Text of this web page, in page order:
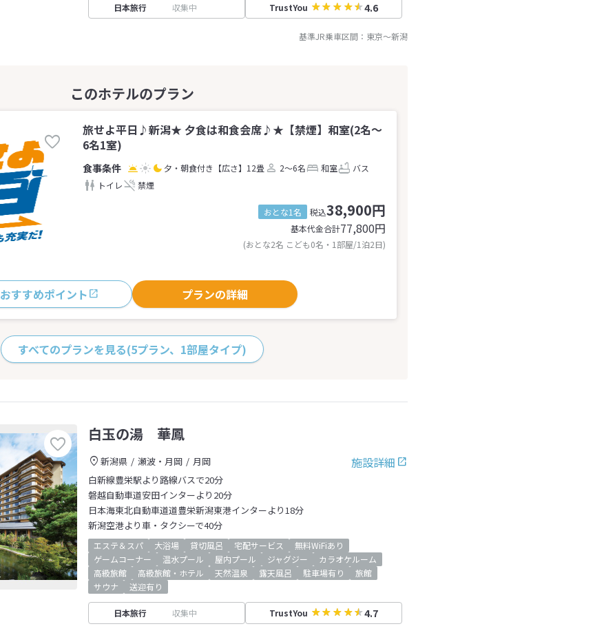
日本旅行 収集中 TrustYou 4.6
基準JR乗車区間： 東京～新潟
旅せよ平日♪新潟★ 夕食は和食会席♪★【禁煙】和室(2名～
6名1室)
夕・朝食付き 【広さ】12畳 2～6名 和室
バス
トイレ
禁煙
おとな1名 税込38,900円
基本代金合計77,800円
(おとな2名 こども0名・1部屋/1泊2日)
おすすめポイント プランの詳細
すべてのプランを見る(5プラン、1部屋タイプ)
白玉の湯 華鳳
施設詳細
新潟県 瀬波・月岡
月岡
白新線豊栄駅より路線バスで20分
磐越自動車道安田インターより20分
日本海東北自動車道道豊栄新潟東港インターより18分
新潟空港より車・タクシーで40分
エステ＆スパ 大浴場 貸切風呂 宅配サービス
無料WiFiあり
ゲームコーナー
温水プール 屋内プール ジャグジー
カラオケルーム
高級旅館
高級旅館・ホテル 天然温泉 露天風呂 駐車場有り
旅館
サウナ
送迎有り
日本旅行 収集中 TrustYou 4.7